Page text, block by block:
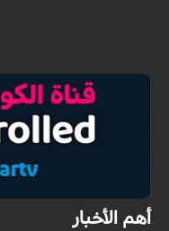
أهم الأخبار